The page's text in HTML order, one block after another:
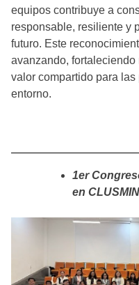
equipos contribuye a
responsable, resiliente y
futuro. Este
avanzando,
valor compartido para
entorno.
1er
en